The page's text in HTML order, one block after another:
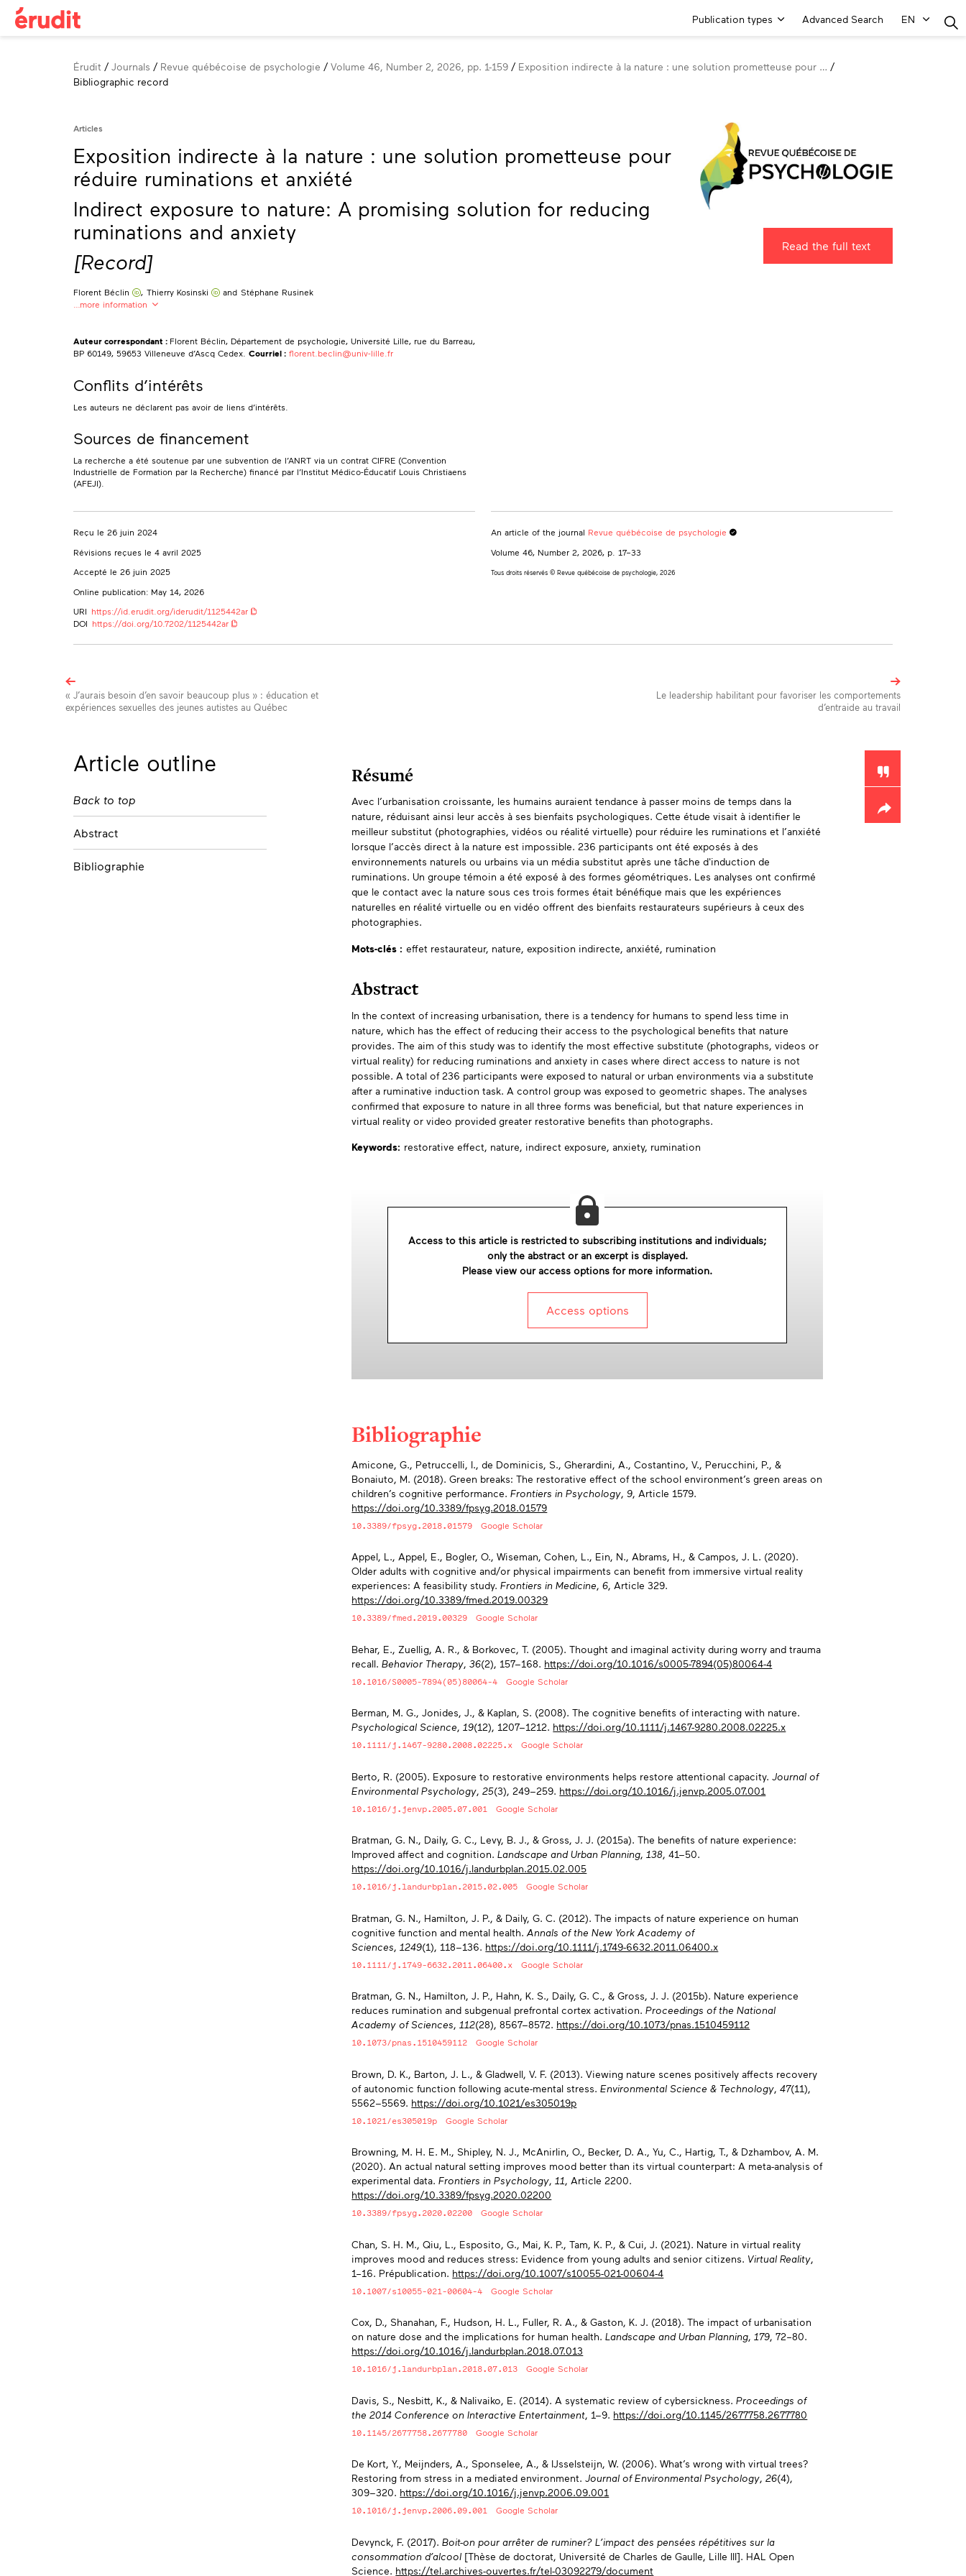
Main
Publication types Advanced Search EN
Breadcrumb
Érudit Journals Revue québécoise de psychologie Volume 46, Number 2, 2026, pp. 1-159
Exposition indirecte à la nature : une solution prometteuse pour …
Bibliographic record
Articles
Exposition indirecte à la nature : une solution prometteuse pour
réduire ruminations et anxiété
Indirect exposure to nature: A promising solution for reducing
ruminations and anxiety
[Record]
Florent Béclin Thierry Kosinski and Stéphane Rusinek
…more information
Institut Médico-Éducatif Louis Christiaens (AFEJI)
florent.beclin@univ-lille.fr
Thierry Kosinski
0000-0003-2589-6838
Département de psychologie, Université de Lille
Stéphane Rusinek
Auteur correspondant : Florent Béclin, Département de psychologie, Université Lille, rue du Barreau,
BP 60149, 59653 Villeneuve d’Ascq Cedex. Courriel : florent.beclin@univ-lille.fr
Conflits d’intérêts
Les auteurs ne déclarent pas avoir de liens d’intérêts.
Sources de financement
La recherche a été soutenue par une subvention de l’ANRT via un contrat CIFRE (Convention
Industrielle de Formation par la Recherche) financé par l’Institut Médico-Éducatif Louis Christiaens
(AFEJI).
Read the full text
Reçu le 26 juin 2024
Révisions reçues le 4 avril 2025
Accepté le 26 juin 2025
Online publication: May 14, 2026
URI https://id.erudit.org/iderudit/1125442ar
DOI https://doi.org/10.7202/1125442ar
An article of the journal Revue québécoise de psychologie
Volume 46, Number 2, 2026 , p. 17–33
Tous droits réservés © Revue québécoise de psychologie, 2026
Browse
the
articles
issue
« J’aurais besoin d’en savoir beaucoup plus » : éducation et
expériences sexuelles des jeunes autistes au Québec
Le leadership habilitant pour favoriser les comportements
d’entraide au travail
Article outline
Back to top
Abstract
Bibliographie
Abstracts
Résumé
Avec l’urbanisation croissante, les humains auraient tendance à passer moins de temps dans la
nature, réduisant ainsi leur accès à ses bienfaits psychologiques. Cette étude visait à identifier le
meilleur substitut (photographies, vidéos ou réalité virtuelle) pour réduire les ruminations et l’anxiété
lorsque l’accès direct à la nature est impossible. 236 participants ont été exposés à des
environnements naturels ou urbains via un média substitut après une tâche d'induction de
ruminations. Un groupe témoin a été exposé à des formes géométriques. Les analyses ont confirmé
que le contact avec la nature sous ces trois formes était bénéfique mais que les expériences
naturelles en réalité virtuelle ou en vidéo offrent des bienfaits restaurateurs supérieurs à ceux des
photographies.
Mots-clés : effet restaurateur, nature,exposition indirecte,anxiété, rumination
Abstract
In the context of increasing urbanisation, there is a tendency for humans to spend less time in
nature, which has the effect of reducing their access to the psychological benefits that nature
provides. The aim of this study was to identify the most effective substitute (photographs, videos or
virtual reality) for reducing ruminations and anxiety in cases where direct access to nature is not
possible. A total of 236 participants were exposed to natural or urban environments via a substitute
after a ruminative induction task. A control group was exposed to geometric shapes. The analyses
confirmed that exposure to nature in all three forms was beneficial, but that nature experiences in
virtual reality or video provided greater restorative benefits than photographs.
Keywords: restorative effect, nature, indirect exposure,anxiety, rumination
Access to this article is restricted to subscribing institutions and individuals;
only the abstract or an excerpt is displayed.
Please view our access options for more information.
Access options
Appendices
Bibliographie
Amicone, G., Petruccelli, I., de Dominicis, S., Gherardini, A., Costantino, V., Perucchini, P., &
Bonaiuto, M. (2018). Green breaks: The restorative effect of the school environment’s green areas on
children’s cognitive performance.Frontiers in Psychology,9, Article 1579.
https://doi.org/10.3389/fpsyg.2018.01579
10.3389/fpsyg.2018.01579 Google Scholar
Appel, L., Appel, E., Bogler, O., Wiseman, Cohen, L., Ein, N., Abrams, H., & Campos, J. L. (2020).
Older adults with cognitive and/or physical impairments can benefit from immersive virtual reality
experiences: A feasibility study.Frontiers in Medicine,6, Article 329.
https://doi.org/10.3389/fmed.2019.00329
10.3389/fmed.2019.00329 Google Scholar
Behar, E., Zuellig, A. R., & Borkovec, T. (2005). Thought and imaginal activity during worry and trauma
recall.Behavior Therapy,36(2), 157−168. https://doi.org/10.1016/s0005-7894(05)80064-4
10.1016/S0005-7894(05)80064-4 Google Scholar
Berman, M. G., Jonides, J., & Kaplan, S. (2008). The cognitive benefits of interacting with nature.
Psychological Science, 19(12), 1207−1212. https://doi.org/10.1111/j.1467-9280.2008.02225.x
10.1111/j.1467-9280.2008.02225.x Google Scholar
Berto, R. (2005). Exposure to restorative environments helps restore attentional capacity.Journal of
Environmental Psychology,25(3), 249−259. https://doi.org/10.1016/j.jenvp.2005.07.001
10.1016/j.jenvp.2005.07.001 Google Scholar
Bratman, G. N., Daily, G. C., Levy, B. J., & Gross, J. J. (2015a). The benefits of nature experience:
Improved affect and cognition.Landscape and Urban Planning, 138, 41−50.
https://doi.org/10.1016/j.landurbplan.2015.02.005
10.1016/j.landurbplan.2015.02.005 Google Scholar
Bratman, G. N., Hamilton, J. P., & Daily, G. C. (2012). The impacts of nature experience on human
cognitive function and mental health.Annals of the New York Academy of
Sciences, 1249(1), 118−136. https://doi.org/10.1111/j.1749-6632.2011.06400.x
10.1111/j.1749-6632.2011.06400.x Google Scholar
Bratman, G. N., Hamilton, J. P., Hahn, K. S., Daily, G. C., & Gross, J. J. (2015b). Nature experience
reduces rumination and subgenual prefrontal cortex activation.Proceedings of the National
Academy of Sciences, 112(28), 8567−8572. https://doi.org/10.1073/pnas.1510459112
10.1073/pnas.1510459112 Google Scholar
Brown, D. K., Barton, J. L., & Gladwell, V. F. (2013). Viewing nature scenes positively affects recovery
of autonomic function following acute-mental stress.Environmental Science & Technology,47(11),
5562−5569. https://doi.org/10.1021/es305019p
10.1021/es305019p Google Scholar
Browning, M. H. E. M., Shipley, N. J., McAnirlin, O., Becker, D. A., Yu, C., Hartig, T., & Dzhambov, A. M.
(2020). An actual natural setting improves mood better than its virtual counterpart: A meta-analysis of
experimental data.Frontiers in Psychology, 11, Article 2200.
https://doi.org/10.3389/fpsyg.2020.02200
10.3389/fpsyg.2020.02200 Google Scholar
Chan, S. H. M., Qiu, L., Esposito, G., Mai, K. P., Tam, K. P., & Cui, J. (2021). Nature in virtual reality
improves mood and reduces stress: Evidence from young adults and senior citizens. Virtual Reality,
1–16. Prépublication. https://doi.org/10.1007/s10055-021-00604-4
10.1007/s10055-021-00604-4 Google Scholar
Cox, D., Shanahan, F., Hudson, H. L., Fuller, R. A., & Gaston, K. J. (2018). The impact of urbanisation
on nature dose and the implications for human health.Landscape and Urban Planning, 179, 72–80.
https://doi.org/10.1016/j.landurbplan.2018.07.013
10.1016/j.landurbplan.2018.07.013 Google Scholar
Davis, S., Nesbitt, K., & Nalivaiko, E. (2014). A systematic review of cybersickness.Proceedings of
the 2014 Conference on Interactive Entertainment, 1−9. https://doi.org/10.1145/2677758.2677780
10.1145/2677758.2677780 Google Scholar
De Kort, Y., Meijnders, A., Sponselee, A., & IJsselsteijn, W. (2006). What’s wrong with virtual trees?
Restoring from stress in a mediated environment.Journal of Environmental Psychology,26(4),
309−320. https://doi.org/10.1016/j.jenvp.2006.09.001
10.1016/j.jenvp.2006.09.001 Google Scholar
Devynck, F. (2017). Boit-on pour arrêter de ruminer? L ’impact des pensées répétitives sur la
consommation d’alcool [Thèse de doctorat, Université de Charles de Gaulle, Lille III]. HAL Open
Science. https://tel.archives-ouvertes.fr/tel-03092279/document